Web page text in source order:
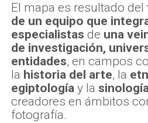
El mapa es resultado del
de un equipo que
especialistas de una
de investigación,
entidades, en campos
la historia del arte, la
egiptología y la
creadores en ámbitos
fotografía.